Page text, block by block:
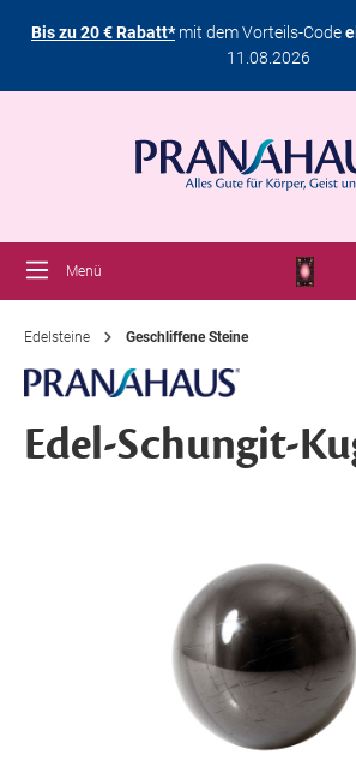
Bis zu 20 € Rabatt*mit dem Vorteils-Code
11.08.2026
Menü
Edelsteine Geschliffene Steine
Edel-Schungit-